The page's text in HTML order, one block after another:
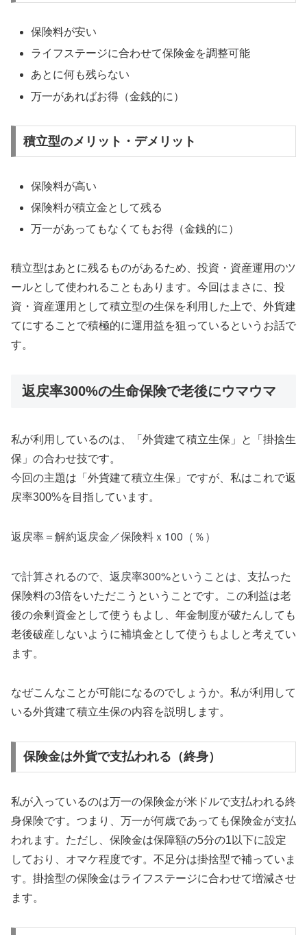
保険料が安い
ライフステージに合わせて保険金を調整可能
あとに何も残らない
万一があればお得（金銭的に）
積立型のメリット・デメリット
保険料が高い
保険料が積立金として残る
万一があってもなくてもお得（金銭的に）
積立型はあとに残るものがあるため、投資・資産運用のツ
ールとして使われることもあります。今回はまさに、投
資・資産運用として積立型の生保を利用した上で、外貨建
てにすることで積極的に運用益を狙っているというお話で
す。
返戻率300%の生命保険で老後にウマウマ
私が利用しているのは、「外貨建て積立生保」と「掛捨生
保」の合わせ技です。
今回の主題は「外貨建て積立生保」ですが、私はこれで返
戻率300%を目指しています。
返戻率＝解約返戻金／保険料ｘ100（％）
で計算されるので、返戻率300%ということは、
支払った
保険料の3倍をいただこうということです。この利益は老
後の余剰資金として使うもよし、年金制度が破たんしても
老後破産しないように補填金として使うもよしと考えてい
ます。
なぜこんなことが可能になるのでしょうか。私が利用して
いる外貨建て積立生保の内容を説明します。
保険金は外貨で支払われる（終身）
私が入っているのは万一の保険金が米ドルで支払われる終
身保険です。つまり、万一が何歳であっても保険金が支払
われます。ただし、保険金は保障額の5分の1以下に設定
しており、オマケ程度です。不足分は掛捨型で補っていま
す。掛捨型の保険金はライフステージに合わせて増減させ
ます。